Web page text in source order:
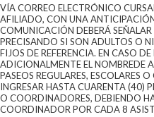
VÍA CORREO ELECTRÓNICO
AFILIADO, CON UNA
COMUNICACIÓN DEBERÁ SEÑALAR
PRECISANDO SI SON ADULTOS O
FIJOS DE REFERENCIA. EN CASO
ADICIONALMENTE EL NOMBREDE
PASEOS REGULARES, ESCOLARES
INGRESAR HASTA CUARENTA (40)
O COORDINADORES, DEBIENDO
COORDINADOR POR CADA 8